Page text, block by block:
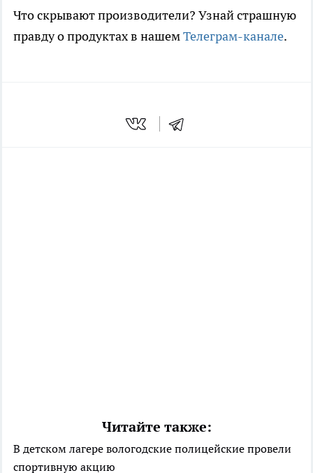
Что скрывают производители? Узнай страшную
правду о продуктах в нашемТелеграм-канале.
Читайте также:
В детском лагере вологодские полицейские провели
спортивную акцию